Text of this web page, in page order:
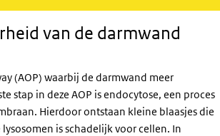
van de darmwand
(AOP) waarbij de darmwand meer
stap in deze AOP is endocytose, een proces
Hierdoor ontstaan kleine blaasjes die
is schadelijk voor cellen. In